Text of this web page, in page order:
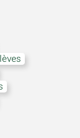
Élèves